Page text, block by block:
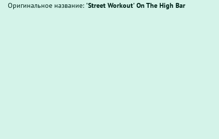
Оригинальное название: 'Street Workout' On The High Bar